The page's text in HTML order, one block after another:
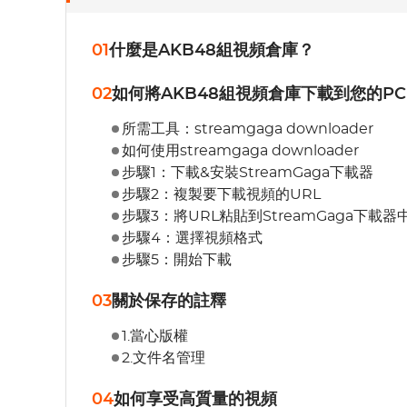
01什麼是AKB48組視頻倉庫？
02如何將AKB48組視頻倉庫下載到您的PC
所需工具：streamgaga downloader
如何使用streamgaga downloader
步驟1：下載&安裝StreamGaga下載器
步驟2：複製要下載視頻的URL
步驟3：將URL粘貼到StreamGaga下載器
步驟4：選擇視頻格式
步驟5：開始下載
03關於保存的註釋
1.當心版權
2.文件名管理
04如何享受高質量的視頻